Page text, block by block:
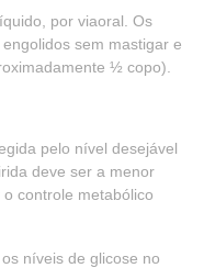
por viaoral. Os
sem mastigar e
½ copo).
pelo nível desejável
deve ser a menor
controle metabólico
níveis de glicose no